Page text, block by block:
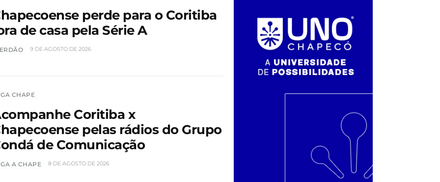
perde para o Coritiba
de casa pela Série A
9 DE AGOSTO DE 2026
CHAPE
Coritiba x
pelas rádios do Grupo
de Comunicação
A CHAPE 8 DE AGOSTO DE 2026